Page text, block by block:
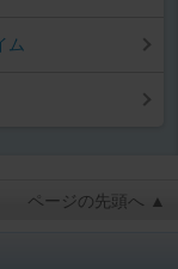
ム
ページの先頭へ ▲